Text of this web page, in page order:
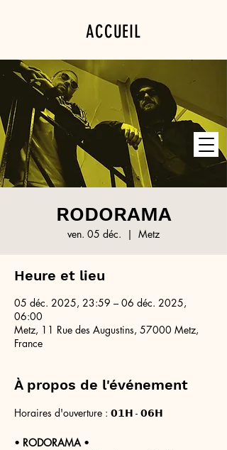
ACCUEIL
PROGRAMMATION
PRIVATISATION
RODORAMA
ven. 05 déc.
  |
Metz
Heure et lieu
05 déc. 2025, 23:59 – 06 déc. 2025,
06:00
Metz, 11 Rue des Augustins, 57000 Metz,
France
À propos de l'événement
Horaires d'ouverture : 𝟬𝟭𝗛 - 𝟬𝟲𝗛
• RODORAMA •